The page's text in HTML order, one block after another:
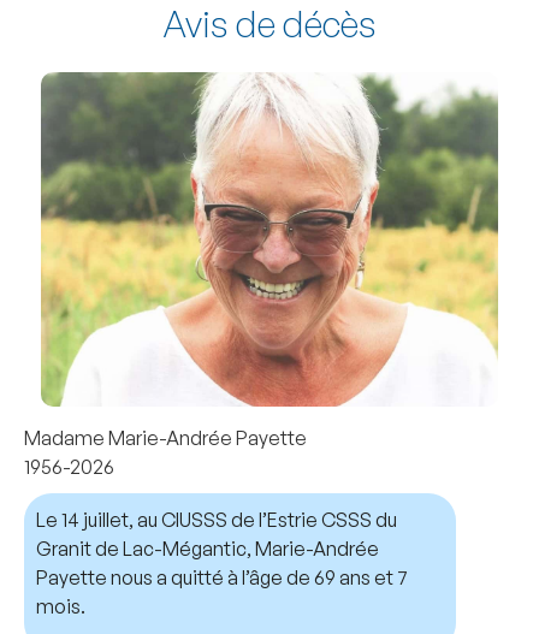
Avis de décès
Madame Marie-Andrée Payette
1956-2026
Le 14 juillet, au CIUSSS de l’Estrie CSSS du
Granit de Lac-Mégantic, Marie-Andrée
Payette nous a quitté à l’âge de 69 ans et 7
mois.